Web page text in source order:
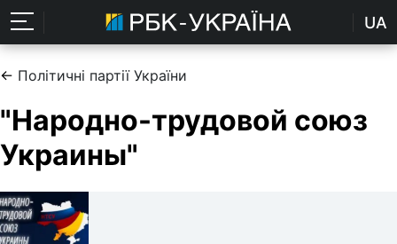
UA
← Політичні партії України
"Народно-трудовой союз
Украины"